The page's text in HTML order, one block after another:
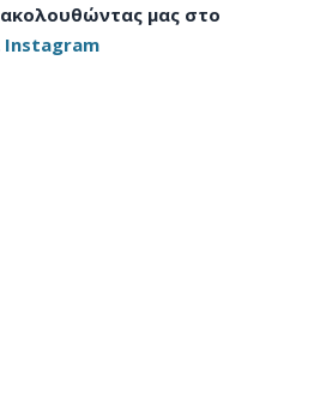
ακολουθώντας μας στο
Instagram